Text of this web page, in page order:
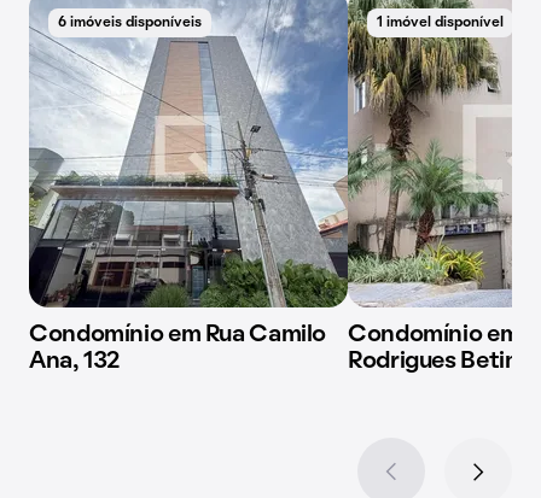
6 imóveis disponíveis
Condomínio em Rua Camilo
Ana, 132
1 imóvel disponível
Condomínio em
Rodrigues Betim,